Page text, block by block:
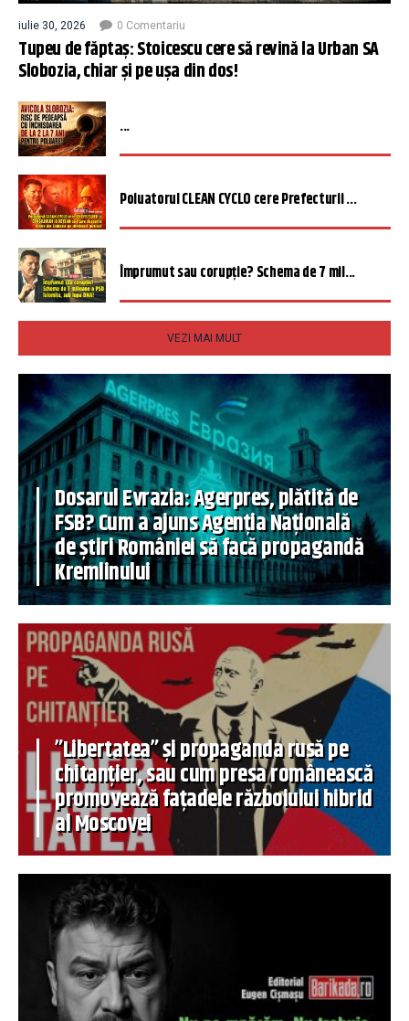
iulie 30, 2026 0 Comentariu
Tupeu de făptaș: Stoicescu cere să revină la Urban SA
Slobozia, chiar și pe ușa din dos!
...
Poluatorul CLEAN CYCLO cere Prefecturii ...
Împrumut sau corupție? Schema de 7 mil...
VEZI MAI MULT
Dosarul Evrazia: Agerpres, plătită de
FSB? Cum a ajuns Agenția Națională
de știri României să facă propagandă
Kremlinului
”Libertatea” și propaganda rusă pe
chitanțier, sau cum presa românească
promovează fațadele războiului hibrid
al Moscovei